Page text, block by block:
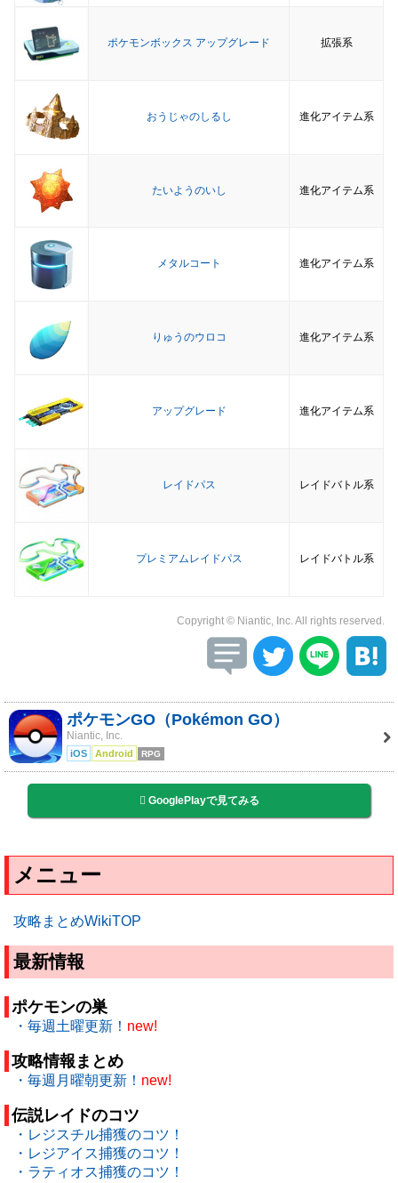
ポケモンボックス アップグレード 拡張系
おうじゃのしるし 進化アイテム系
たいようのいし 進化アイテム系
メタルコート 進化アイテム系
りゅうのウロコ 進化アイテム系
アップグレード 進化アイテム系
レイドパス レイドバトル系
プレミアムレイドパス レイドバトル系
Copyright © Niantic, Inc. All rights reserved.
ポケモンGO（Pokémon GO）
Niantic, Inc.
iOS Android RPG
GooglePlayで見てみる
メニュー
攻略まとめWikiTOP
最新情報
ポケモンの巣
・毎週土曜更新！ new!
攻略情報まとめ
・毎週月曜朝更新！ new!
伝説レイドのコツ
・レジスチル捕獲のコツ！
・レジアイス捕獲のコツ！
・ラティオス捕獲のコツ！